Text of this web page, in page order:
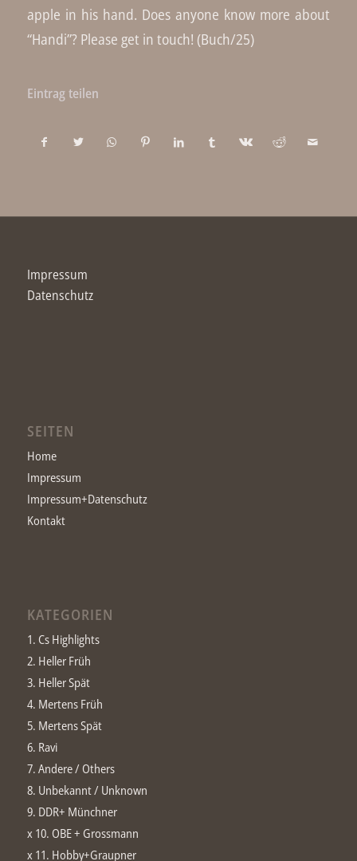
apple in his hand. Does anyone know more about
“Handi”? Please get in touch! (Buch/25)
Eintrag teilen
Impressum
Datenschutz
SEITEN
Home
Impressum
Impressum+Datenschutz
Kontakt
KATEGORIEN
1. Cs Highlights
2. Heller Früh
3. Heller Spät
4. Mertens Früh
5. Mertens Spät
6. Ravi
7. Andere / Others
8. Unbekannt / Unknown
9. DDR+ Münchner
x 10. OBE + Grossmann
x 11. Hobby+Graupner